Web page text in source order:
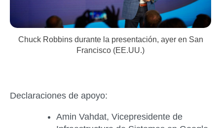
Chuck Robbins durante la presentación, ayer en San
Francisco (EE.UU.)
Declaraciones de apoyo:
Amin Vahdat, Vicepresidente de